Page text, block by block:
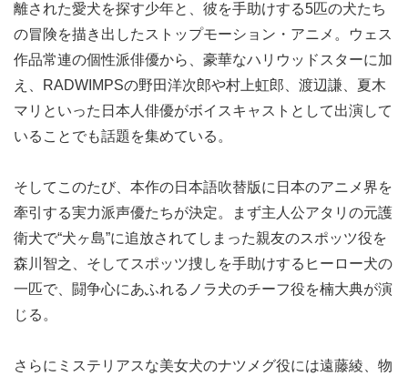
離された愛犬を探す少年と、彼を手助けする5匹の犬たち
の冒険を描き出したストップモーション・アニメ。ウェス
作品常連の個性派俳優から、豪華なハリウッドスターに加
え、RADWIMPSの野田洋次郎や村上虹郎、渡辺謙、夏木
マリといった日本人俳優がボイスキャストとして出演して
いることでも話題を集めている。
そしてこのたび、本作の日本語吹替版に日本のアニメ界を
牽引する実力派声優たちが決定。まず主人公アタリの元護
衛犬で“犬ヶ島”に追放されてしまった親友のスポッツ役を
森川智之、そしてスポッツ捜しを手助けするヒーロー犬の
一匹で、闘争心にあふれるノラ犬のチーフ役を楠大典が演
じる。
さらにミステリアスな美女犬のナツメグ役には遠藤綾、物